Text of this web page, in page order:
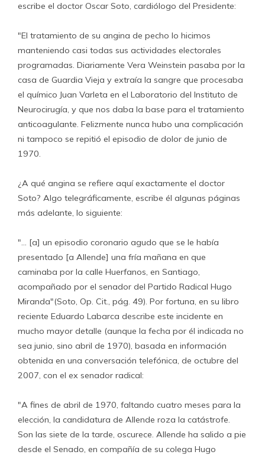
escribe el doctor Oscar Soto, cardiólogo del Presidente:
"El tratamiento de su angina de pecho lo hicimos
manteniendo casi todas sus actividades electorales
programadas. Diariamente Vera Weinstein pasaba por la
casa de Guardia Vieja y extraía la sangre que procesaba
el químico Juan Varleta en el Laboratorio del Instituto de
Neurocirugía, y que nos daba la base para el tratamiento
anticoagulante. Felizmente nunca hubo una complicación
ni tampoco se repitió el episodio de dolor de junio de
1970.
¿A qué angina se refiere aquí exactamente el doctor
Soto? Algo telegráficamente, escribe él algunas páginas
más adelante, lo siguiente:
"… [a] un episodio coronario agudo que se le había
presentado [a Allende] una fría mañana en que
caminaba por la calle Huerfanos, en Santiago,
acompañado por el senador del Partido Radical Hugo
Miranda"(Soto, Op. Cit., pág. 49). Por fortuna, en su libro
reciente Eduardo Labarca describe este incidente en
mucho mayor detalle (aunque la fecha por él indicada no
sea junio, sino abril de 1970), basada en información
obtenida en una conversación telefónica, de octubre del
2007, con el ex senador radical:
"A fines de abril de 1970, faltando cuatro meses para la
elección, la candidatura de Allende roza la catástrofe.
Son las siete de la tarde, oscurece. Allende ha salido a pie
desde el Senado, en compañía de su colega Hugo